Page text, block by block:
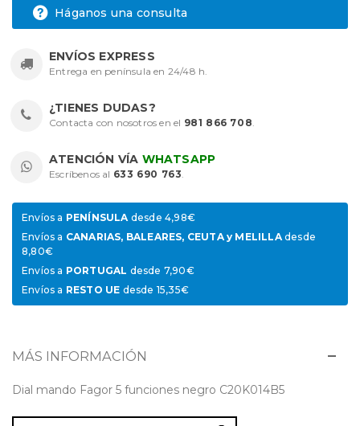
Háganos una consulta
ENVÍOS EXPRESS
Entrega en península en 24/48 h.
¿TIENES DUDAS?
Contacta con nosotros en el 981 866 708.
ATENCIÓN VÍA WHATSAPP
Escríbenos al 633 690 763.
Envíos a PENÍNSULAdesde 4,98€
Envíos a CANARIAS, BALEARES, CEUTA y MELILLAdesde
8,80€
Envíos a PORTUGAL desde 7,90€
Envíos a RESTO UE desde 15,35€
MÁS INFORMACIÓN
Dial mando Fagor 5 funciones negro C20K014B5